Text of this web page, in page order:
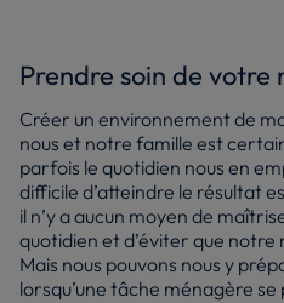
Prendre soin de votre
Créer un environnement de
nous et notre famille est
parfois le quotidien nous en
difficile d’atteindre le résultat
il n’y a aucun moyen de
quotidien et d’éviter que notre
Mais nous pouvons nous y
lorsqu’une tâche ménagère